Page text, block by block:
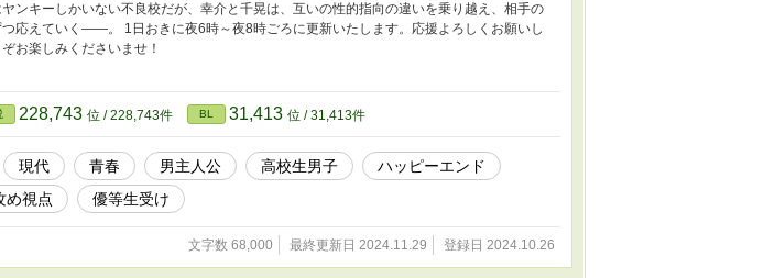
ンキーしかいない不良校だが、幸介と千晃は、互いの性的指向の違いを乗り越え、相手の
応えていく――。 1日おきに夜6時～夜8時ごろに更新いたします。応援よろしくお願いし
お楽しみくださいませ！
228,743 位 / 228,743件 BL 31,413 位 / 31,413件
現代 青春 男主人公 高校生男子
ハッピーエンド
め視点 優等生受け
文字数 68,000 最終更新日 2024.11.29 登録日 2024.10.26